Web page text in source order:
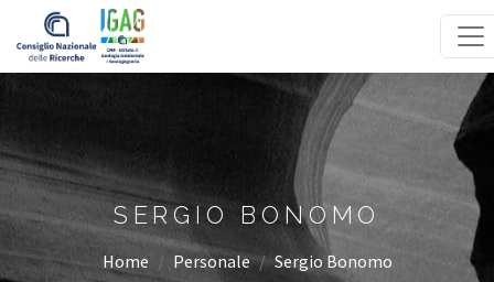
Homepage
SERGIO BONOMO
Home Personale Sergio Bonomo